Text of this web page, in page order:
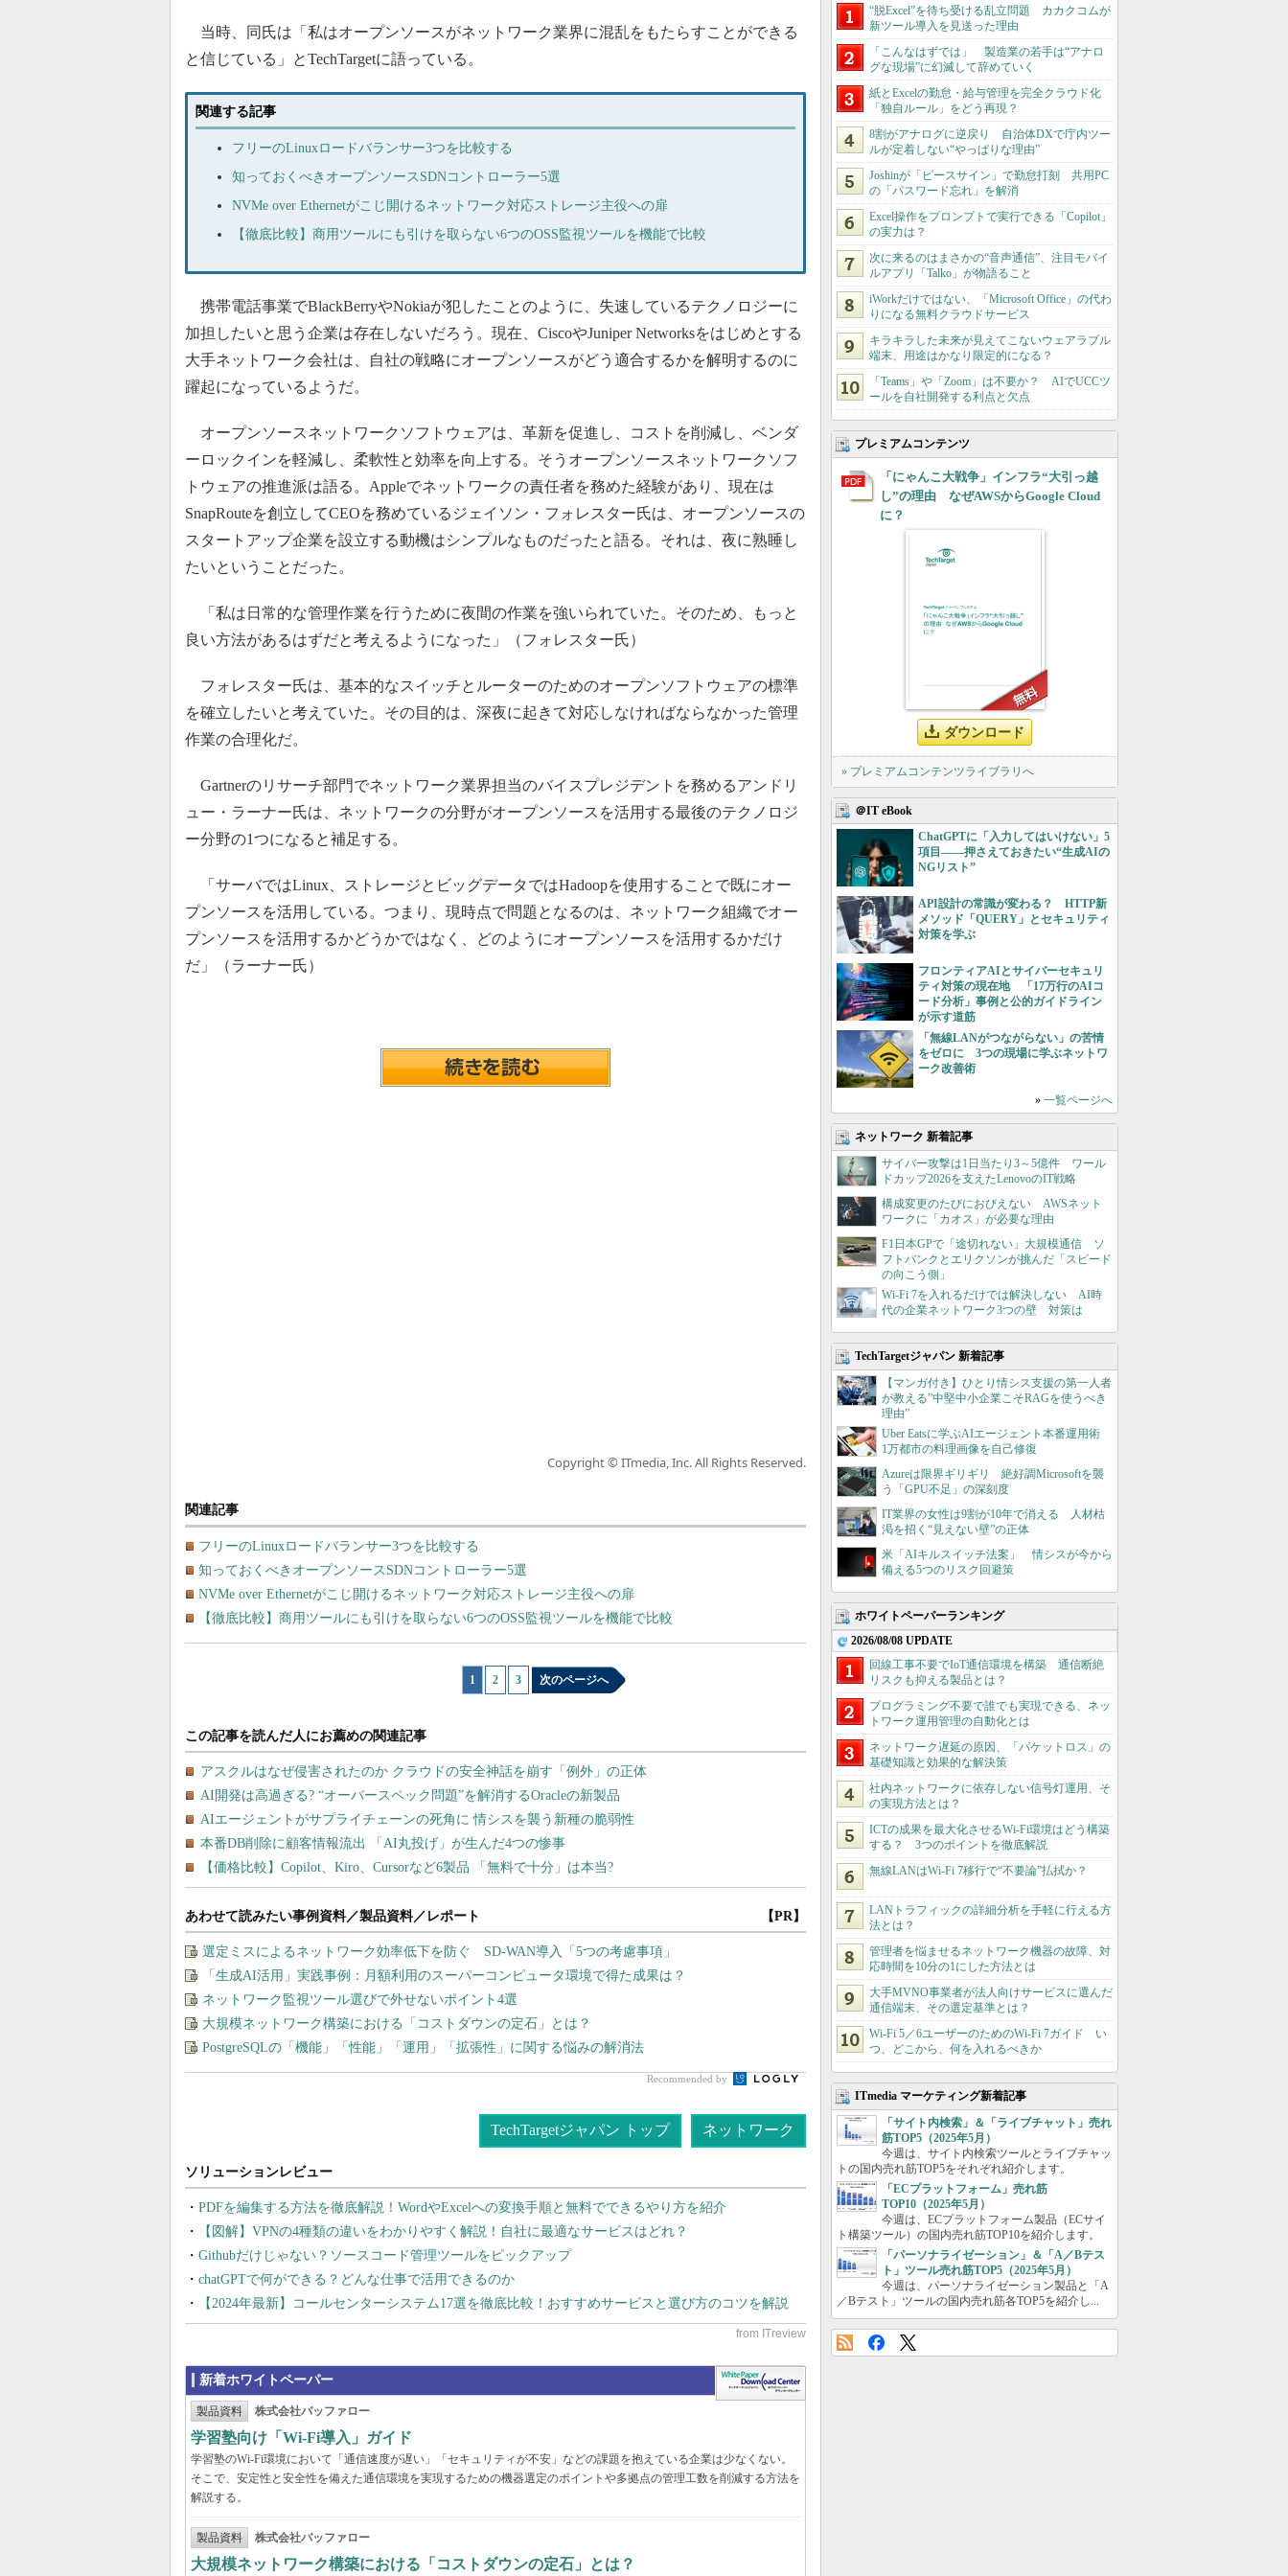
当時、同氏は「私はオープンソースがネットワーク業界に混乱をもたらすことができる
と信じている」とTechTargetに語っている。
関連する記事
フリーのLinuxロードバランサー3つを比較する
知っておくべきオープンソースSDNコントローラー5選
NVMe over Ethernetがこじ開けるネットワーク対応ストレージ主役への扉
【徹底比較】商用ツールにも引けを取らない6つのOSS監視ツールを機能で比較
携帯電話事業でBlackBerryやNokiaが犯したことのように、失速しているテクノロジーに
加担したいと思う企業は存在しないだろう。現在、CiscoやJuniper Networksをはじめとする
大手ネットワーク会社は、自社の戦略にオープンソースがどう適合するかを解明するのに
躍起になっているようだ。
オープンソースネットワークソフトウェアは、革新を促進し、コストを削減し、ベンダ
ーロックインを軽減し、柔軟性と効率を向上する。そうオープンソースネットワークソフ
トウェアの推進派は語る。Appleでネットワークの責任者を務めた経験があり、現在は
SnapRouteを創立してCEOを務めているジェイソン・フォレスター氏は、オープンソースの
スタートアップ企業を設立する動機はシンプルなものだったと語る。それは、夜に熟睡し
たいということだった。
「私は日常的な管理作業を行うために夜間の作業を強いられていた。そのため、もっと
良い方法があるはずだと考えるようになった」（フォレスター氏）
フォレスター氏は、基本的なスイッチとルーターのためのオープンソフトウェアの標準
を確立したいと考えていた。その目的は、深夜に起きて対応しなければならなかった管理
作業の合理化だ。
Gartnerのリサーチ部門でネットワーク業界担当のバイスプレジデントを務めるアンドリ
ュー・ラーナー氏は、ネットワークの分野がオープンソースを活用する最後のテクノロジ
ー分野の1つになると補足する。
「サーバではLinux、ストレージとビッグデータではHadoopを使用することで既にオー
プンソースを活用している。つまり、現時点で問題となるのは、ネットワーク組織でオー
プンソースを活用するかどうかではなく、どのようにオープンソースを活用するかだけ
だ」（ラーナー氏）
Copyright © ITmedia, Inc. All Rights Reserved.
関連記事
フリーのLinuxロードバランサー3つを比較する
知っておくべきオープンソースSDNコントローラー5選
NVMe over Ethernetがこじ開けるネットワーク対応ストレージ主役への扉
【徹底比較】商用ツールにも引けを取らない6つのOSS監視ツールを機能で比較
1 2 3 次のページへ
あわせて読みたい事例資料／製品資料／レポート 【PR】
選定ミスによるネットワーク効率低下を防ぐ SD-WAN導入「5つの考慮事項」
「生成AI活用」実践事例：月額利用のスーパーコンピュータ環境で得た成果は？
ネットワーク監視ツール選びで外せないポイント4選
大規模ネットワーク構築における「コストダウンの定石」とは？
PostgreSQLの「機能」「性能」「運用」「拡張性」に関する悩みの解消法
Recommended by
TechTargetジャパン トップ ネットワーク
PDFを編集する方法を徹底解説！WordやExcelへの変換手順と無料でできるやり方を紹介
【図解】VPNの4種類の違いをわかりやすく解説！自社に最適なサービスはどれ？
Githubだけじゃない？ソースコード管理ツールをピックアップ
chatGPTで何ができる？どんな仕事で活用できるのか
【2024年最新】コールセンターシステム17選を徹底比較！おすすめサービスと選び方のコツを解説
新着ホワイトペーパー
製品資料 株式会社バッファロー
学習塾向け「Wi-Fi導入」ガイド
学習塾のWi-Fi環境において「通信速度が遅い」「セキュリティが不安」などの課題を抱えている企業は少なくない。
そこで、安定性と安全性を備えた通信環境を実現するための機器選定のポイントや多拠点の管理工数を削減する方法を
解説する。
製品資料 株式会社バッファロー
大規模ネットワーク構築における「コストダウンの定石」とは？
“脱Excel”を待ち受ける乱立問題 カカクコムが
新ツール導入を見送った理由
「こんなはずでは」 製造業の若手は“アナロ
グな現場”に幻滅して辞めていく
紙とExcelの勤怠・給与管理を完全クラウド化
「独自ルール」をどう再現？
8割がアナログに逆戻り 自治体DXで庁内ツー
ルが定着しない“やっぱりな理由”
Joshinが「ピースサイン」で勤怠打刻 共用PC
の「パスワード忘れ」を解消
Excel操作をプロンプトで実行できる「Copilot」
の実力は？
次に来るのはまさかの“音声通信”、注目モバイ
ルアプリ「Talko」が物語ること
iWorkだけではない、「Microsoft Office」の代わ
りになる無料クラウドサービス
キラキラした未来が見えてこないウェアラブル
端末、用途はかなり限定的になる？
「Teams」や「Zoom」は不要か？ AIでUCCツ
ールを自社開発する利点と欠点
プレミアムコンテンツ
「にゃんこ大戦争」インフラ“大引っ越
し”の理由 なぜAWSからGoogle Cloud
に？
ダウンロード
» プレミアムコンテンツライブラリへ
＠IT eBook
ChatGPTに「入力してはいけない」5
項目――押さえておきたい“生成AIの
NGリスト”
API設計の常識が変わる？ HTTP新
メソッド「QUERY」とセキュリティ
対策を学ぶ
フロンティアAIとサイバーセキュリ
ティ対策の現在地 「17万行のAIコ
ード分析」事例と公的ガイドライン
が示す道筋
「無線LANがつながらない」の苦情
をゼロに 3つの現場に学ぶネットワ
ーク改善術
» 一覧ページへ
ネットワーク 新着記事
サイバー攻撃は1日当たり3～5億件 ワール
ドカップ2026を支えたLenovoのIT戦略
構成変更のたびにおびえない AWSネット
ワークに「カオス」が必要な理由
F1日本GPで「途切れない」大規模通信 ソ
フトバンクとエリクソンが挑んだ「スピード
の向こう側」
Wi-Fi 7を入れるだけでは解決しない AI時
代の企業ネットワーク3つの壁 対策は
TechTargetジャパン 新着記事
【マンガ付き】ひとり情シス支援の第一人者
が教える”中堅中小企業こそRAGを使うべき
理由”
Uber Eatsに学ぶAIエージェント本番運用術
1万都市の料理画像を自己修復
Azureは限界ギリギリ 絶好調Microsoftを襲
う「GPU不足」の深刻度
IT業界の女性は9割が10年で消える 人材枯
渇を招く“見えない壁”の正体
米「AIキルスイッチ法案」 情シスが今から
備える5つのリスク回避策
ホワイトペーパーランキング
2026/08/08 UPDATE
回線工事不要でIoT通信環境を構築 通信断絶
リスクも抑える製品とは？
プログラミング不要で誰でも実現できる、ネッ
トワーク運用管理の自動化とは
ネットワーク遅延の原因、「パケットロス」の
基礎知識と効果的な解決策
社内ネットワークに依存しない信号灯運用、そ
の実現方法とは？
ICTの成果を最大化させるWi-Fi環境はどう構築
する？ 3つのポイントを徹底解説
無線LANはWi-Fi 7移行で“不要論”払拭か？
LANトラフィックの詳細分析を手軽に行える方
法とは？
管理者を悩ませるネットワーク機器の故障、対
応時間を10分の1にした方法とは
大手MVNO事業者が法人向けサービスに選んだ
通信端末、その選定基準とは？
Wi‑Fi 5／6ユーザーのためのWi‑Fi 7ガイド い
つ、どこから、何を入れるべきか
ITmedia マーケティング新着記事
「サイト内検索」＆「ライブチャット」売れ
筋TOP5（2025年5月）
今週は、サイト内検索ツールとライブチャッ
トの国内売れ筋TOP5をそれぞれ紹介します。
「ECプラットフォーム」売れ筋
TOP10（2025年5月）
今週は、ECプラットフォーム製品（ECサイ
ト構築ツール）の国内売れ筋TOP10を紹介します。
「パーソナライゼーション」＆「A／Bテス
ト」ツール売れ筋TOP5（2025年5月）
今週は、パーソナライゼーション製品と「A
／Bテスト」ツールの国内売れ筋各TOP5を紹介し...